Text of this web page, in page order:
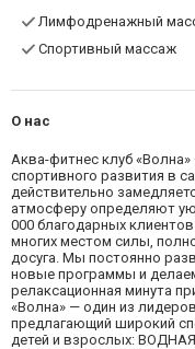
Лимфодренажный
Спортивный массаж
О нас
Аква-фитнес клуб
спортивного развития в
действительно
атмосферу определяют
000 благодарных
многих местом силы,
досуга. Мы постоянно
новые программы и
релаксационная минута
«Волна» — один из
предлагающий широкий
детей и взрослых: ВОДНАЯ